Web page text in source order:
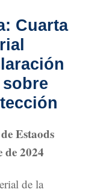
Cuarta
Estaods
de 2024
de la